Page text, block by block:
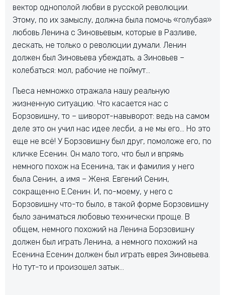
вектор однополой любви в русской революции.
Этому, по их замыслу, должна была помочь «голубая»
любовь Ленина с Зиновьевым, которые в Разливе,
дескать, не только о революции думали. Ленин
должен был Зиновьева убеждать, а Зиновьев –
колебаться: мол, рабочие не поймут…
Пьеса немножко отражала нашу реальную
жизненную ситуацию. Что касается нас с
Борзовишну, то – шиворот-навыворот: ведь на самом
деле это он учил нас идее лесби, а не мы его… Но это
еще не всё! У Борзовишну был друг, помоложе его, по
кличке Есенин. Он мало того, что был и впрямь
немного похож на Есенина, так и фамилия у него
была Сенин, а имя – Женя. Евгений Сенин,
сокращенно Е.Сенин. И, по-моему, у него с
Борзовишну что-то было, в такой форме Борзовишну
было заниматься любовью технически проще. В
общем, немного похожий на Ленина Борзовишну
должен был играть Ленина, а немного похожий на
Есенина Есенин должен был играть еврея Зиновьева.
Но тут-то и произошел затык…